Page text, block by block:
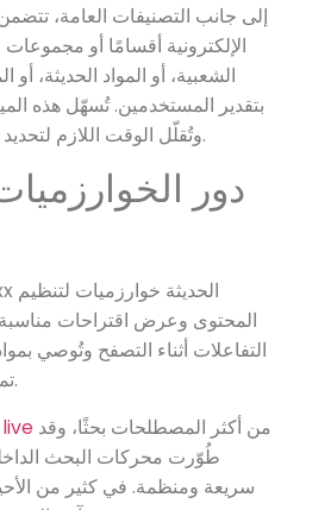
إلى جانب التصنيفات العامة،
الإلكترونية أقسامًا أو
الشعبية، أو المواد الحديثة،
بتقدير المستخدمين. تُسهّل هذه
وتُقلّل الوقت اللازم لتحديد المحتوى ذي الصلة.
المحتوى وعرض اقتراحات
التفاعلات أثناء التصفح وتُوصي
تمت مشاهدتها سابقًا.
طُوّرت محركات البحث
سريعة ومنظمة. في كثير من